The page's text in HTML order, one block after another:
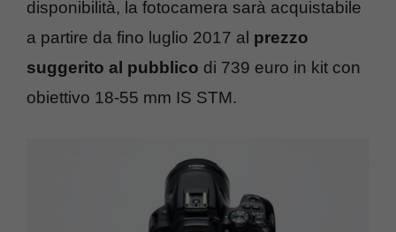
disponibilità, la fotocamera sarà acquistabile
a partire da fino luglio 2017 al prezzo
suggerito al pubblico di 739 euro in kit con
obiettivo 18-55 mm IS STM.